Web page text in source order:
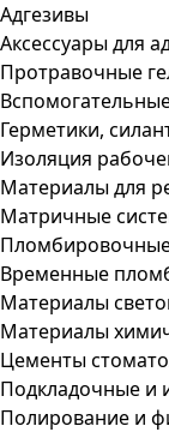
Адгезивы
Аксессуары для
Протравочные
Герметики,
Изоляция
Материалы для
Матричные
Временные
Материалы
Материалы
Цементы
Подкладочные и
Полирование и